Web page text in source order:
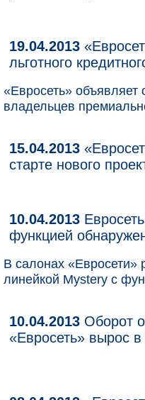
19.04.2013
льготного
«Евросеть»
владельцев
15.04.2013
старте нового
10.04.2013
функцией
В салонах «Евросети»
линейкой Mystery с
10.04.2013 Оборот
«Евросеть» вырос в